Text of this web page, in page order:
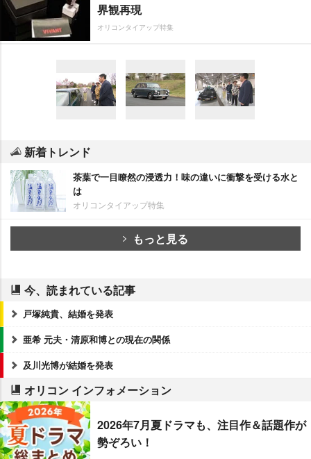
界観再現
オリコンタイアップ特集
新着トレンド
茶葉で一目瞭然の浸透力！味の違いに衝撃を受ける水と
は
オリコンタイアップ特集
もっと見る
今、読まれている記事
戸塚純貴、結婚を発表
亜希 元夫・清原和博との現在の関係
及川光博が結婚を発表
オリコン インフォメーション
2026年7月夏ドラマも、注目作＆話題作が
勢ぞろい！